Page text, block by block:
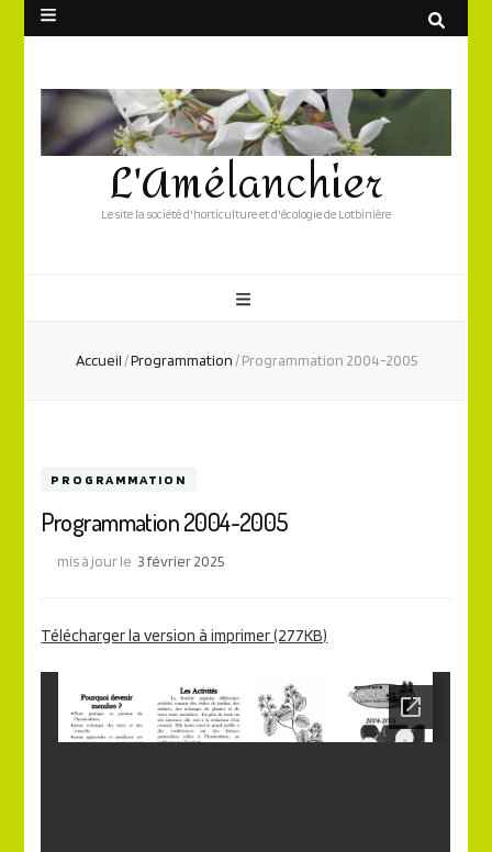
L'Amélanchier
Le site la société d'horticulture et d'écologie de Lotbinière
Accueil/Programmation/ Programmation 2004-2005
PROGRAMMATION
Programmation 2004-2005
mis à jour le 3 février 2025
Télécharger la version à imprimer (277KB)